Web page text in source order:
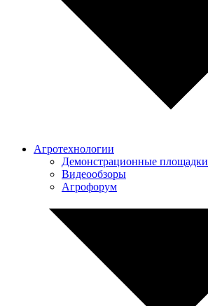
Агротехнологии
Демонстрационные площадки
Видеообзоры
Агрофорум